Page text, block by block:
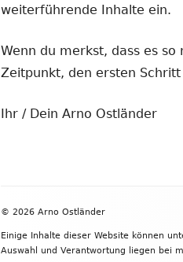
weiterführende Inhalte ein.
Wenn du merkst, dass es
Zeitpunkt, den ersten
Ihr / Dein Arno Ostländer
Inhalt
© 2026 Arno Ostländer
Einige Inhalte dieser Website können
Auswahl und Verantwortung liegen bei